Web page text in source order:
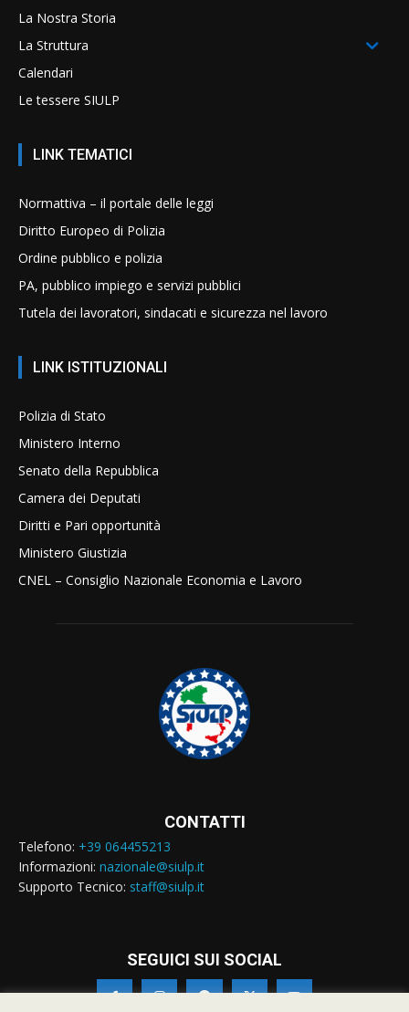
La Nostra Storia
La Struttura
Calendari
Le tessere SIULP
LINK TEMATICI
Normattiva – il portale delle leggi
Diritto Europeo di Polizia
Ordine pubblico e polizia
PA, pubblico impiego e servizi pubblici
Tutela dei lavoratori, sindacati e sicurezza nel lavoro
LINK ISTITUZIONALI
Polizia di Stato
Ministero Interno
Senato della Repubblica
Camera dei Deputati
Diritti e Pari opportunità
Ministero Giustizia
CNEL – Consiglio Nazionale Economia e Lavoro
CONTATTI
Telefono: +39 064455213
Informazioni: nazionale@siulp.it
Supporto Tecnico: staff@siulp.it
SEGUICI SUI SOCIAL